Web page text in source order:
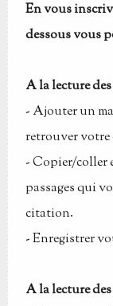
En vous
dessous vous
A la lecture
- Ajouter un
retrouver votre
-Copier/coller
passages qui
citation.
-Enregistrer
A la lecture